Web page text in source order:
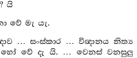
යි
වේ මැ යැ.
… සංස්කාර … විඥානය නිත්‍ය
වේ දැ යි. … වෙනස් වනසුලු